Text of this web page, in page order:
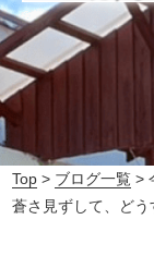
Top > ブログ一覧 >
蒼さ見ずして、どう